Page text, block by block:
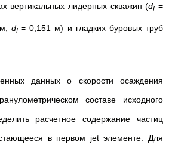
вертикальных лидерных скважин (dl =
dl= 0,151 м) и гладких буровых труб
данных о скорости осаждения
составе исходного
расчетное содержание частиц
в первом jet элементе. Для